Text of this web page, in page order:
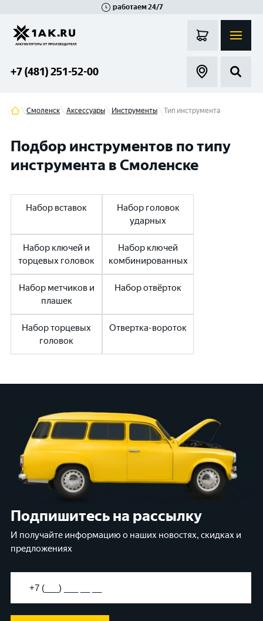
работаем 24/7
+7 (481) 251-52-00
Смоленск Аксессуары Инструменты Тип инструмента
Подбор инструментов по типу
инструмента в Смоленске
Набор вставок
Набор головок
ударных
Набор ключей и
торцевых головок
Набор ключей
комбинированных
Набор метчиков и
плашек
Набор отвёрток
Набор торцевых
головок
Отвертка-вороток
Подпишитесь на рассылку
И получайте информацию о наших новостях, скидках и
предложениях
Гатчина